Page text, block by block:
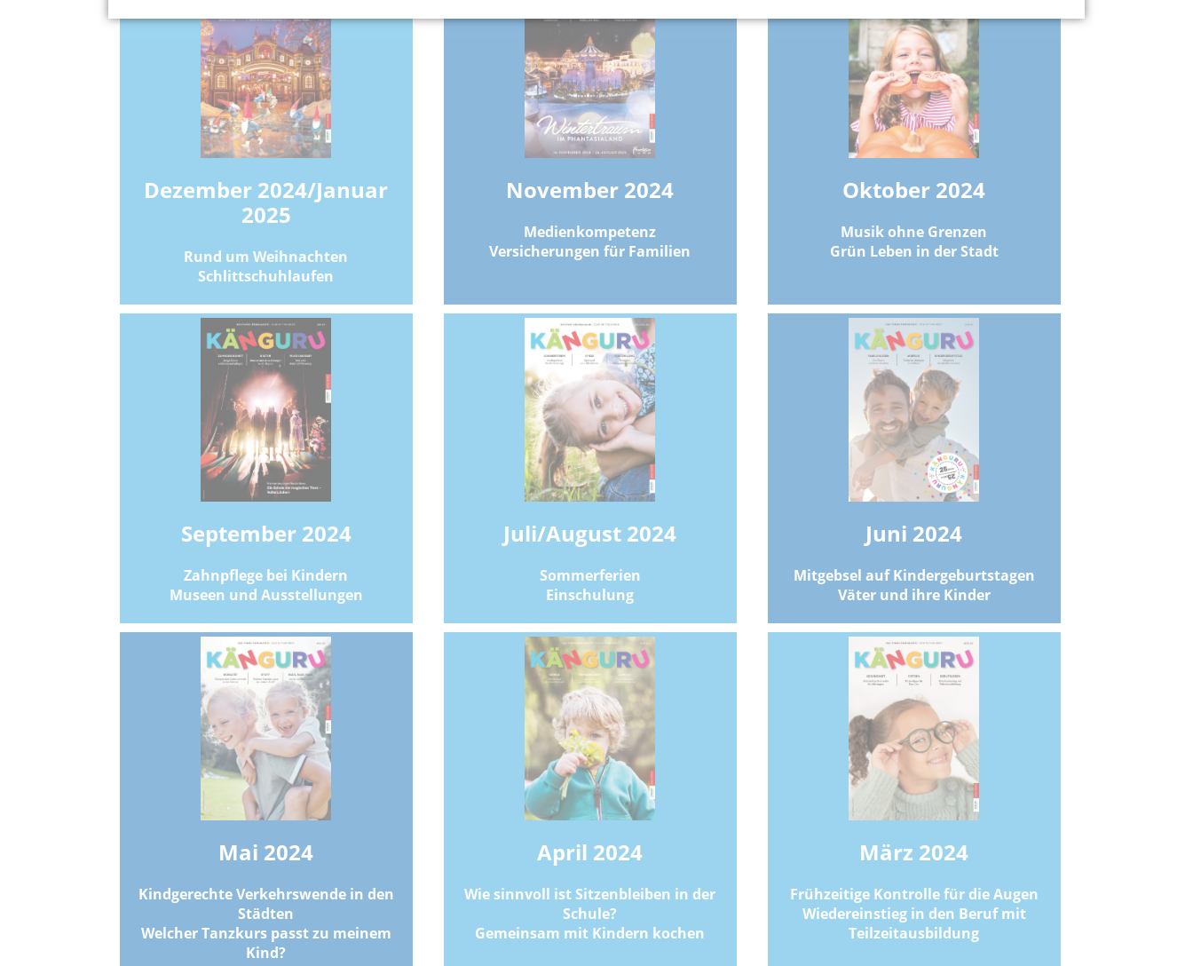
Dezember 2024/Januar
2025
Rund um Weihnachten
Schlittschuhlaufen
November 2024
Medienkompetenz
Versicherungen für Familien
Oktober 2024
Musik ohne Grenzen
Grün Leben in der Stadt
September 2024
Zahnpflege bei Kindern
Museen und Ausstellungen
Juli/August 2024
Sommerferien
Einschulung
Juni 2024
Mitgebsel auf Kindergeburtstagen
Väter und ihre Kinder
Mai 2024
Kindgerechte Verkehrswende in den
Städten
Welcher Tanzkurs passt zu meinem
Kind?
April 2024
Wie sinnvoll ist Sitzenbleiben in der
Schule?
Gemeinsam mit Kindern kochen
März 2024
Frühzeitige Kontrolle für die Augen
Wiedereinstieg in den Beruf mit
Teilzeitausbildung